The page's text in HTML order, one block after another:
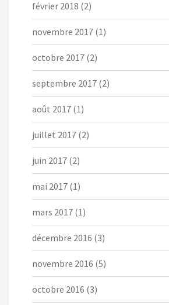
février 2018 (2)
novembre 2017 (1)
octobre 2017 (2)
septembre 2017 (2)
août 2017 (1)
juillet 2017 (2)
juin 2017 (2)
mai 2017 (1)
mars 2017 (1)
décembre 2016 (3)
novembre 2016 (5)
octobre 2016 (3)